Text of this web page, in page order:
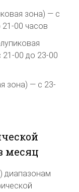
зона) — с
00 часов
21-00 до 23-00
зона) — с 23-
месяц
диапазонам